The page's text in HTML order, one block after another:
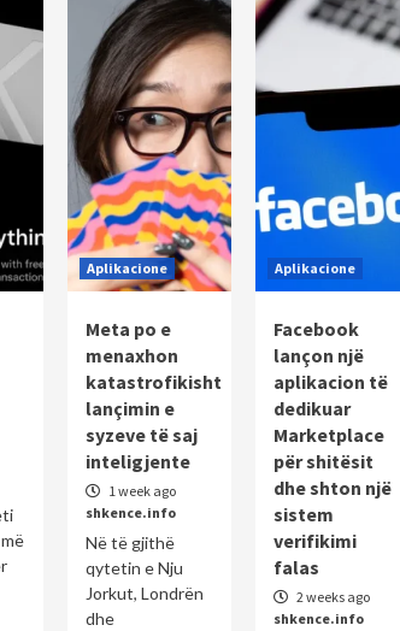
Aplikacione
Meta po e
menaxhon
katastrofikisht
lançimin e
syzeve të saj
inteligjente
1 week ago
shkence.info
Në të gjithë
qytetin e Nju
Jorkut, Londrën
dhe
Aplikacione
Facebook
lançon një
aplikacion të
dedikuar
Marketplace
për shitësit
dhe shton një
sistem
verifikimi
falas
2 weeks ago
shkence.info